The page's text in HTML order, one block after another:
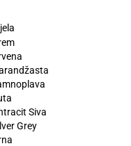
Siva
Grey